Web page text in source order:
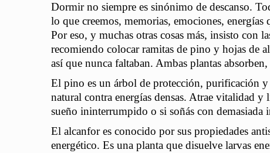
Dormir no siempre es sinónimo de descanso.
lo que creemos, memorias, emociones,
Por eso, y muchas otras cosas más, insisto con
recomiendo colocar ramitas de pino y hojas de
así que nunca faltaban. Ambas plantas
El pino es un árbol de protección, purificación
natural contra energías densas. Atrae vitalidad
sueño ininterrumpido o si soñás con demasiada
El alcanfor es conocido por sus propiedades
energético. Es una planta que disuelve larvas